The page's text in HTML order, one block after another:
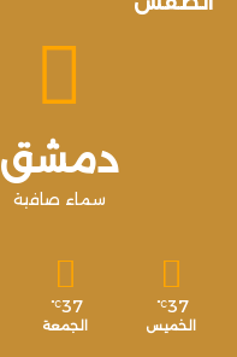
دمشق
سماء صافية
37
℃
الخميس
37
℃
الجمعة